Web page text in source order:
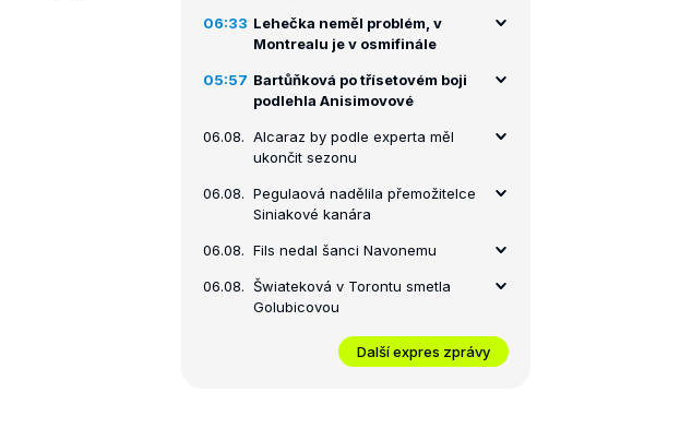
06:33 Lehečka neměl problém, v
Montrealu je v osmifinále
05:57 Bartůňková po třísetovém boji
podlehla Anisimovové
06.08. Alcaraz by podle experta měl
ukončit sezonu
06.08. Pegulaová nadělila přemožitelce
Siniakové kanára
06.08. Fils nedal šanci Navonemu
06.08. Šwiateková v Torontu smetla
Golubicovou
Další expres zprávy